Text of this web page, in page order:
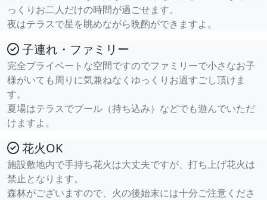
っくりお二人だけの時間が過ごせます。
夜はテラスで星を眺めながら晩酌ができますよ。
子連れ・ファミリー
完全プライベートな空間ですのでファミリーで小さなお子
様がいても周りに気兼ねなくゆっくりお過すごし頂けま
す。
夏場はテラスでプール（持ち込み）などでも遊んでいただ
けますよ。
花火OK
施設敷地内で手持ち花火は大丈夫ですが、打ち上げ花火は
禁止となります。
森林がございますので、火の後始末には十分ご注意くださ